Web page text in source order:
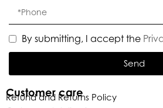
Customer care
Refund and Returns Policy
By submitting, I accept the
Send